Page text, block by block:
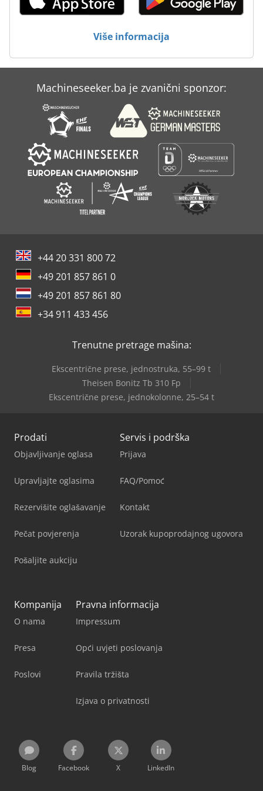
Ugriz Na Dijagnostiku
Više informacija
Machineseeker.ba je zvanični sponzor:
+44 20 331 800 72
+49 201 857 861 0
+49 201 857 861 80
+34 911 433 456
Trenutne pretrage mašina:
Ekscentrične prese, jednostruka, 55–99 t
Theisen Bonitz Tb 310 Fp
Ekscentrične prese, jednokolonne, 25–54 t
Prodati
Objavljivanje oglasa
Upravljajte oglasima
Rezervišite oglašavanje
Pečat povjerenja
Pošaljite aukciju
Servis i podrška
Prijava
FAQ/Pomoć
Kontakt
Uzorak kupoprodajnog ugovora
Kompanija
O nama
Presa
Poslovi
Pravna informacija
Impressum
Opći uvjeti poslovanja
Pravila tržišta
Izjava o privatnosti
Blog Facebook X LinkedIn